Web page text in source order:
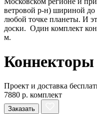
ветровой р-н) шириной
любой точке планеты. И
доски. Один комплект
м.
Проект и доставка
7880 р. комплект
Заказать